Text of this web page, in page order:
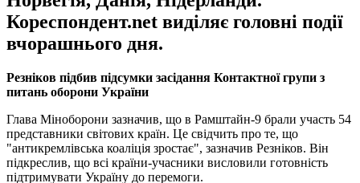
Кореспондент.net виділяє головні події
вчорашнього дня.
Резніков підбив підсумки засідання Контактної групи з
питань оборони України
Глава Міноборони зазначив, що в Рамштайн-9 брали участь 54
представники світових країн. Це свідчить про те, що
"антикремлівська коаліція зростає", зазначив Резніков. Він
підкреслив, що всі країни-учасники висловили готовність
підтримувати Україну до перемоги.